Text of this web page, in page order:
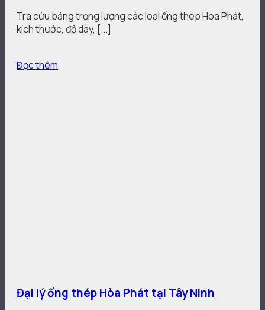
Tra cứu bảng trọng lượng các loại ống thép Hòa Phát,
kích thước, độ dày, [...]
Đọc thêm
Đại lý ống thép Hòa Phát tại Tây Ninh